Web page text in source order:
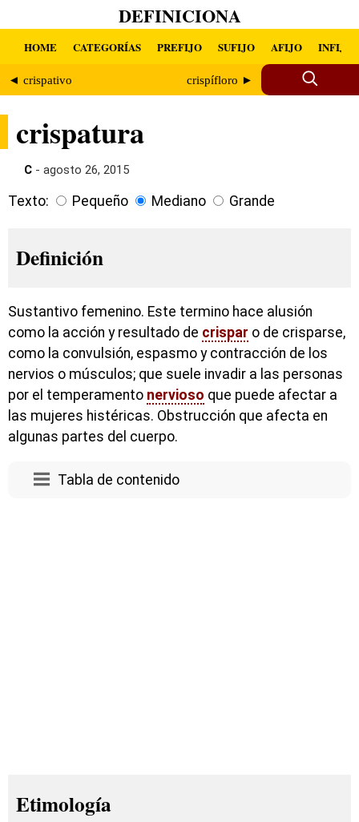
DEFINICIONA
HOME CATEGORÍAS PREFIJO SUFIJO AFIJO INFIJO
◄ crispativo crispífloro ►
crispatura
C - agosto 26, 2015
Texto: Pequeño Mediano Grande
Definición
Sustantivo femenino. Este termino hace alusión
como la acción y resultado de crispar o de crisparse,
como la convulsión, espasmo y contracción de los
nervios o músculos; que suele invadir a las personas
por el temperamento nervioso que puede afectar a
las mujeres histéricas. Obstrucción que afecta en
algunas partes del cuerpo.
Tabla de contenido
Etimología